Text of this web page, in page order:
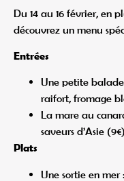
Du 14 au 16 février, en
découvrez un menu
Entrées
Une petite
raifort, fromage
La mare au
saveurs d’Asie (9€)
Plats
Une sortie en